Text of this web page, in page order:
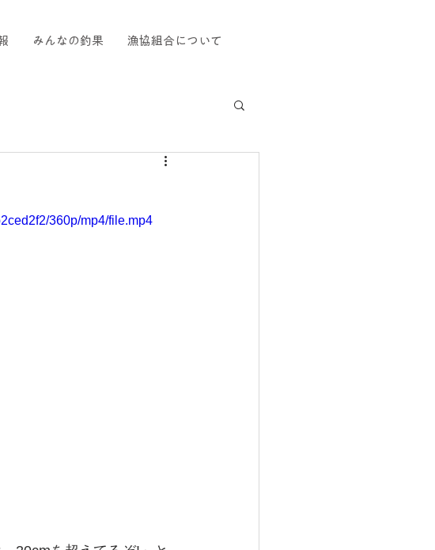
みんなの釣果 漁協組合について
360p/mp4/file.mp4